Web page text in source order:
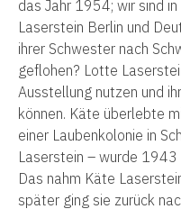
das Jahr 1954; wir sind
Laserstein Berlin und
ihrer Schwester nach
geflohen? Lotte
Ausstellung nutzen und
können. Käte überlebte
einer Laubenkolonie in
Laserstein – wurde 1943
Das nahm Käte
später ging sie zurück